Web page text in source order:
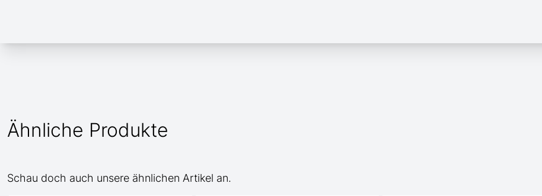
Ähnliche Produkte
Schau doch auch unsere ähnlichen Artikel an.